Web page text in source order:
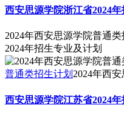
西安思源学院浙江省2024
2024年西安思源学院普通
2024年招生专业及计划
普通类招生计划 2024年西
西安思源学院江苏省2024